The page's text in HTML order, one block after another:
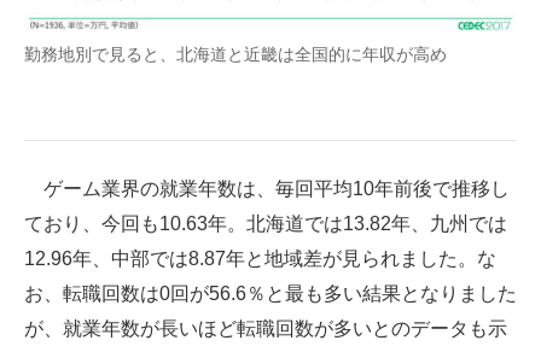
勤務地別で見ると、北海道と近畿は全国的に年収が高め
ゲーム業界の就業年数は、毎回平均10年前後で推移し
ており、今回も10.63年。北海道では13.82年、九州では
12.96年、中部では8.87年と地域差が見られました。な
お、転職回数は0回が56.6％と最も多い結果となりました
が、就業年数が長いほど転職回数が多いとのデータも示